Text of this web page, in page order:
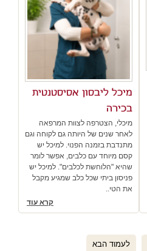
מיכל ליבסון אסיסטנטית
בכירה
מיכלי, הצטרפה לצוות המרפאה
לאחר שנים של היותה גם לקוחה וגם
מתנדבת בזמנה הפנוי. למיכל יש
קסם מיוחד עם כלבים, אפשר לומר
שהיא "הלוחשת לכלבים". למיכל יש
פניסון ביתי שכל כלב שמגיע מקבל
את הטי..
קרא עוד
לעמוד הבא